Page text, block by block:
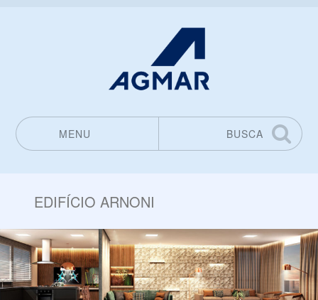
MENU
BUSCA
EDIFÍCIO ARNONI